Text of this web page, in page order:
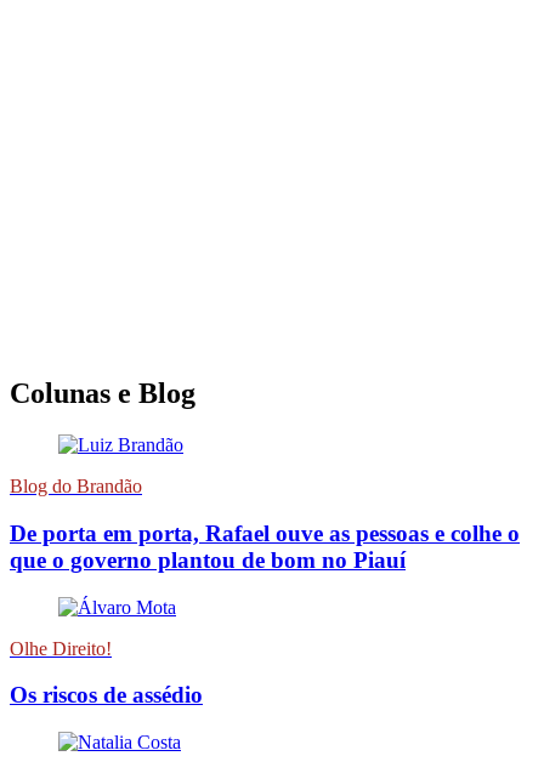
Colunas e Blog
Blog do Brandão
De porta em porta, Rafael ouve as pessoas e colhe o
que o governo plantou de bom no Piauí
Olhe Direito!
Os riscos de assédio